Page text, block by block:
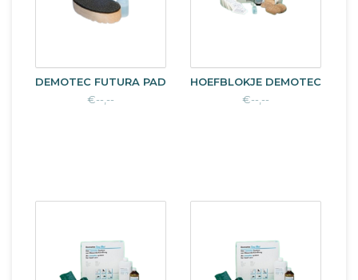
DEMOTEC FUTURA PAD
€--,--
HOEFBLOKJE DEMOTEC
€--,--